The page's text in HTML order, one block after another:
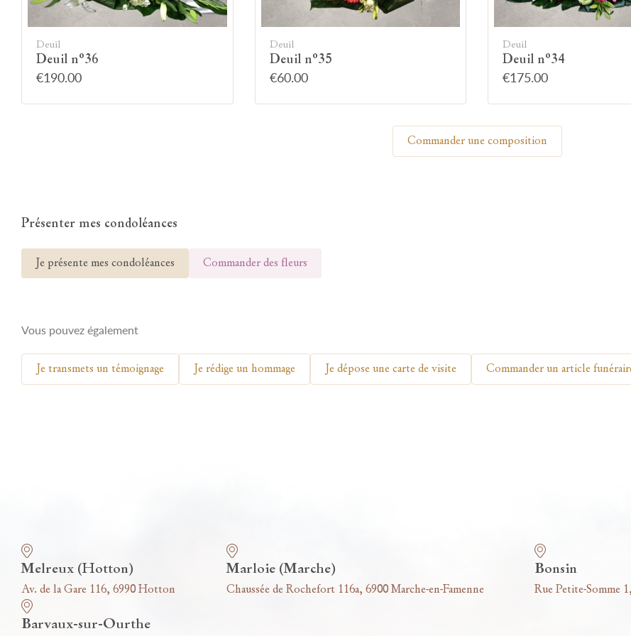
Allumez une bougie
Montrez votre soutien à la famille en allumant
symboliquement une bougie.
Deuil
Deuil n°36
€190.00
Deuil
Deuil n°35
€60.00
Deuil
Deuil n°34
€175.00
Commander une composition
Présenter mes condoléances
Je présente mes condoléances Commander des fleurs
Vous pouvez également
Je transmets un témoignage Je rédige un hommage Je dépose une carte de visite Commander un article
Melreux (Hotton)
Av. de la Gare 116, 6990 Hotton
Marloie (Marche)
Chaussée de Rochefort 116a, 6900 Marche-en-Famenne
Bonsin
Rue Petite-Somme
Barvaux-sur-Ourthe